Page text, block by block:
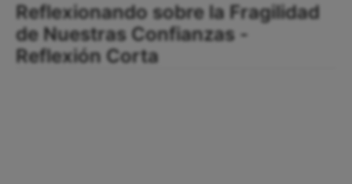
Reflexionando sobre la Fragilidad
de Nuestras Confianzas -
Reflexión Corta